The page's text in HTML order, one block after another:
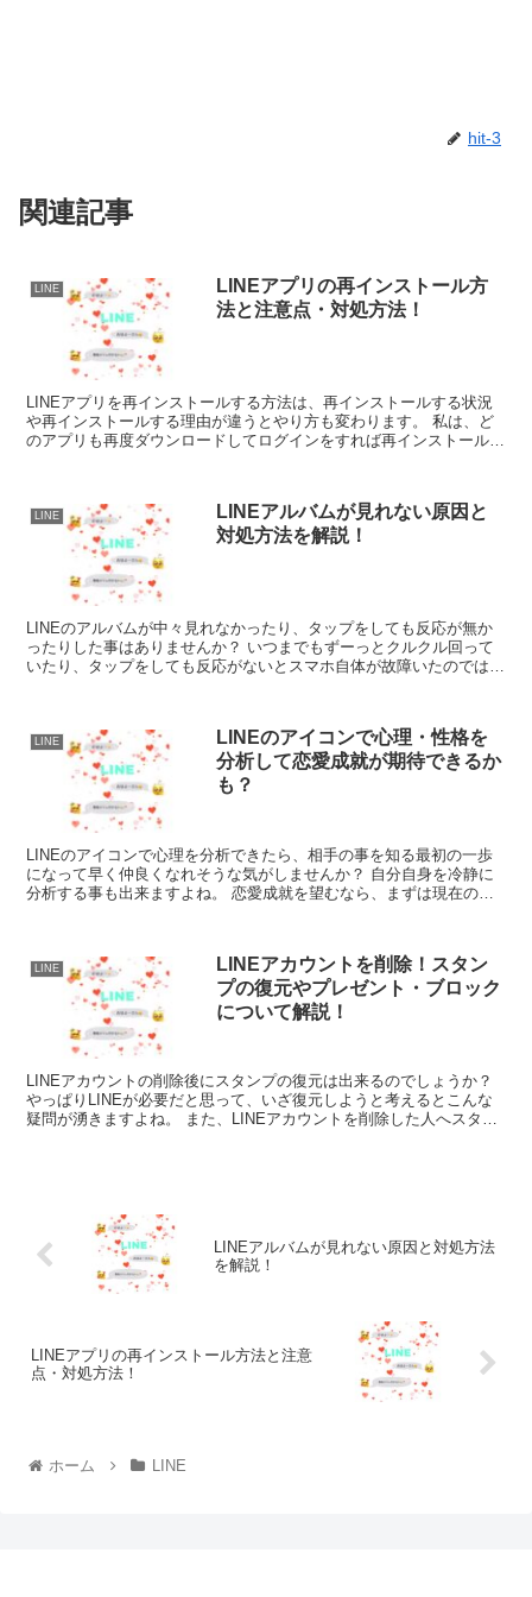
hit-3
関連記事
LINE
LINEアプリの再インストール方
法と注意点・対処方法！
LINEアプリを再インストールする方法は、再インストールする状況
や再インストールする理由が違うとやり方も変わります。 私は、ど
のアプリも再度ダウンロードしてログインをすれば再インストールが
LINE
LINEアルバムが見れない原因と
対処方法を解説！
LINEのアルバムが中々見れなかったり、タップをしても反応が無か
ったりした事はありませんか？ いつまでもずーっとクルクル回って
いたり、タップをしても反応がないとスマホ自体が故障いたのではな
LINE
LINEのアイコンで心理・性格を
分析して恋愛成就が期待できるか
も？
LINEのアイコンで心理を分析できたら、相手の事を知る最初の一歩
になって早く仲良くなれそうな気がしませんか？ 自分自身を冷静に
分析する事も出来ますよね。 恋愛成就を望むなら、まずは現在の自
LINE
LINEアカウントを削除！スタン
プの復元やプレゼント・ブロック
について解説！
LINEアカウントの削除後にスタンプの復元は出来るのでしょうか？
やっぱりLINEが必要だと思って、いざ復元しようと考えるとこんな
疑問が湧きますよね。 また、LINEアカウントを削除した人へスタン
LINEアルバムが見れない原因と対処方法
を解説！
LINEアプリの再インストール方法と注意
点・対処方法！
ホーム LINE